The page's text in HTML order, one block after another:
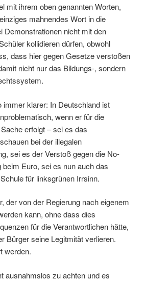
mit ihrem oben genannten Worten,
mahnendes Wort in die
Demonstrationen nicht mit den
kollidieren dürfen, obwohl
dass hier gegen Gesetze verstoßen
nicht nur das Bildungs-, sondern
immer klarer: In Deutschland ist
wenn er für die
erfolgt – sei es das
bei der illegalen
sei es der Verstoß gegen die No-
beim Euro, sei es nun auch das
für linksgrünen Irrsinn.
der von der Regierung nach eigenem
kann, ohne dass dies
für die Verantwortlichen hätte,
Bürger seine Legitmität verlieren.
werden.
ausnahmslos zu achten und es